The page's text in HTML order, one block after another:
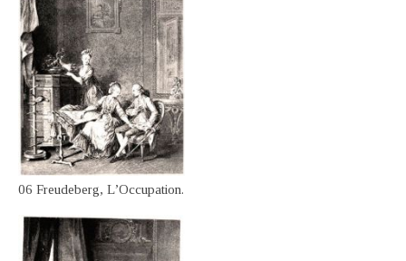
06 Freudeberg, L’Occupation.